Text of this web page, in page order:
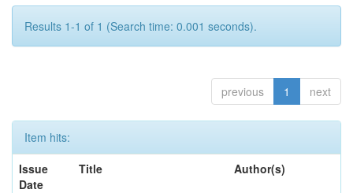
Results 1-1 of 1 (Search time: 0.001 seconds).
previous 1 next
Item hits:
Issue
Date
Title Author(s)